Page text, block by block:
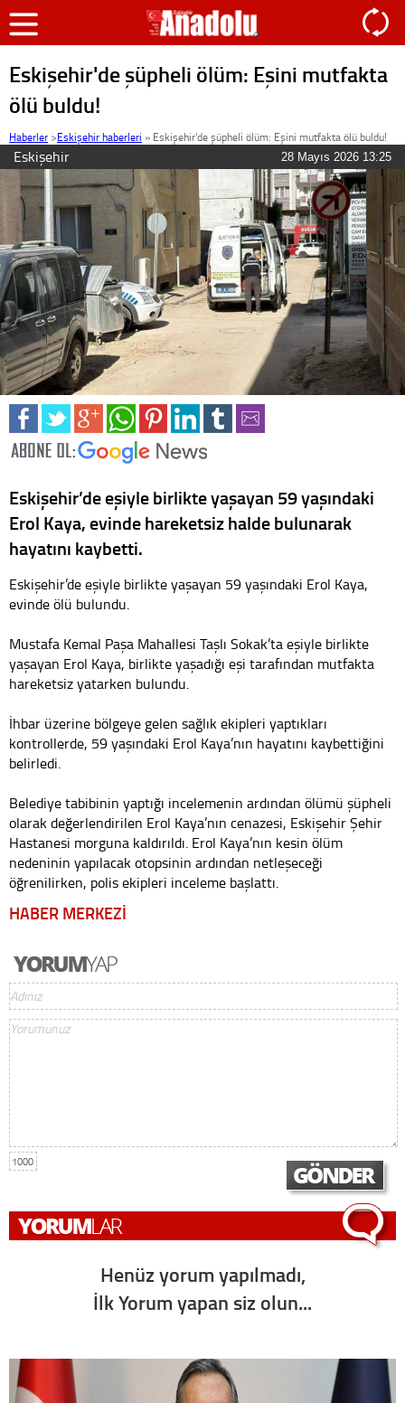
Eskişehir'de şüpheli ölüm: Eşini mutfakta
ölü buldu!
Haberler >Eskişehir haberleri » Eskişehir'de şüpheli ölüm: Eşini mutfakta ölü buldu!
Eskişehir 28 Mayıs 2026 13:25
Eskişehir’de eşiyle birlikte yaşayan 59 yaşındaki
Erol Kaya, evinde hareketsiz halde bulunarak
hayatını kaybetti.
Eskişehir’de eşiyle birlikte yaşayan 59 yaşındaki Erol Kaya,
evinde ölü bulundu.
Mustafa Kemal Paşa Mahallesi Taşlı Sokak’ta eşiyle birlikte
yaşayan Erol Kaya, birlikte yaşadığı eşi tarafından mutfakta
hareketsiz yatarken bulundu.
İhbar üzerine bölgeye gelen sağlık ekipleri yaptıkları
kontrollerde, 59 yaşındaki Erol Kaya’nın hayatını kaybettiğini
belirledi.
Belediye tabibinin yaptığı incelemenin ardından ölümü şüpheli
olarak değerlendirilen Erol Kaya’nın cenazesi, Eskişehir Şehir
Hastanesi morguna kaldırıldı. Erol Kaya’nın kesin ölüm
nedeninin yapılacak otopsinin ardından netleşeceği
öğrenilirken, polis ekipleri inceleme başlattı.
HABER MERKEZİ
1000
Henüz yorum yapılmadı,
İlk Yorum yapan siz olun...